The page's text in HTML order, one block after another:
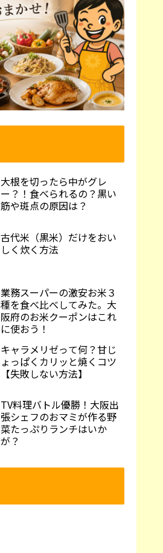
大根を切ったら中がグレ
ー？！食べられるの？黒い
筋や斑点の原因は？
古代米（黒米）だけをおい
しく炊く方法
業務スーパーの激安お米３
種を食べ比べしてみた。大
阪府のお米クーポンはこれ
に使おう！
キャラメリゼって何？甘じ
ょっぱくカリッと焼くコツ
【失敗しない方法】
TV料理バトル優勝！大阪出
張シェフのおマミが作る野
菜たっぷりランチはいか
が？